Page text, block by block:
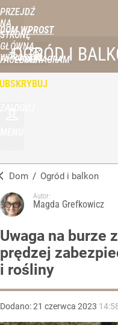
PRZEJDŹ
NA
STRONĘ
GŁÓWNĄ
WPROST.PL
DOM WPROST
FACEBOOKINSTAGRAM
OGRÓD I
Dom / Ogród i balkon
Autor:
Magda Grefkowicz
Uwaga na burze
prędzej
i rośliny
Dodano:21 czerwca 2023